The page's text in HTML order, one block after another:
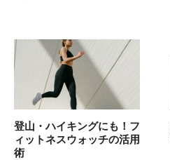
登山・ハイキングにも！フ
ィットネスウォッチの活用
術